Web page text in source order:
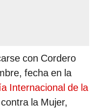
con Cordero
fecha en la
Internacional de la
la Mujer,